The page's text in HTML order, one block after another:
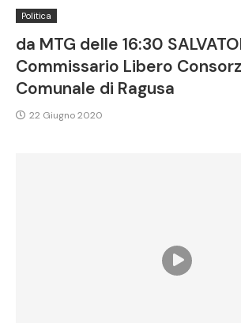
Politica
da MTG delle 16:30
Commissario Libero
Comunale di Ragusa
22 Giugno 2020